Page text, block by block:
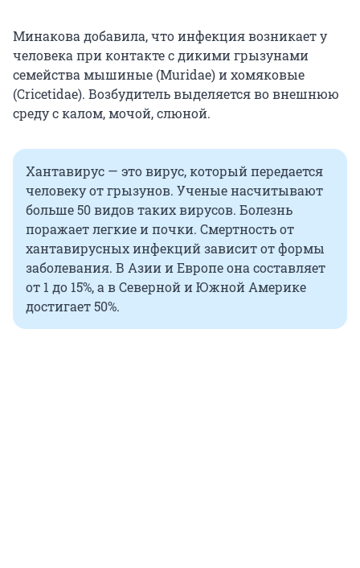
Минакова добавила, что инфекция возникает у
человека при контакте с дикими грызунами
семейства мышиные (Muridae) и хомяковые
(Cricetidae). Возбудитель выделяется во внешнюю
среду с калом, мочой, слюной.
Хантавирус — это вирус, который передается
человеку от грызунов. Ученые насчитывают
больше 50 видов таких вирусов. Болезнь
поражает легкие и почки. Смертность от
хантавирусных инфекций зависит от формы
заболевания. В Азии и Европе она составляет
от 1 до 15%, а в Северной и Южной Америке
достигает 50%.